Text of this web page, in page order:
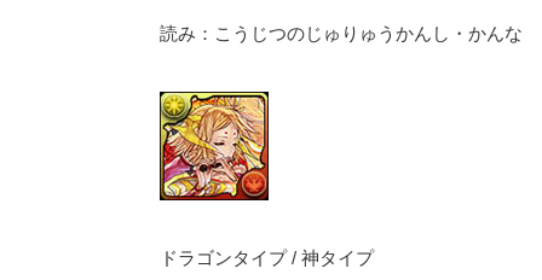
読み：こうじつのじゅりゅうかんし・かんな
ドラゴンタイプ / 神タイプ